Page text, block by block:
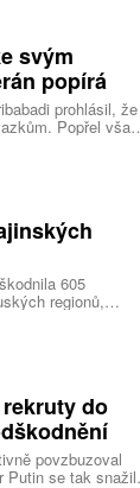
svým
popírá
prohlásil, že
Popřel však
mezi
Došlo ke
605
regionů,
i Černého
ministerstvo
do
povzbuzoval
Putin se tak snažil